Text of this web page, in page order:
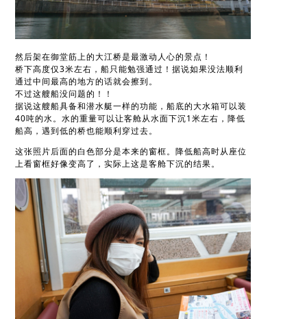
然后架在御堂筋上的大江桥是最激动人心的景点！
桥下高度仅3米左右，船只能勉强通过！据说如果没法顺利
通过中间最高的地方的话就会擦到。
不过这艘船没问题的！！
据说这艘船具备和潜水艇一样的功能，船底的大水箱可以装
40吨的水。水的重量可以让客舱从水面下沉1米左右，降低
船高，遇到低的桥也能顺利穿过去。
这张照片后面的白色部分是本来的窗框。降低船高时从座位
上看窗框好像变高了，实际上这是客舱下沉的结果。